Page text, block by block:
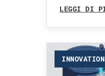
LEGGI DI